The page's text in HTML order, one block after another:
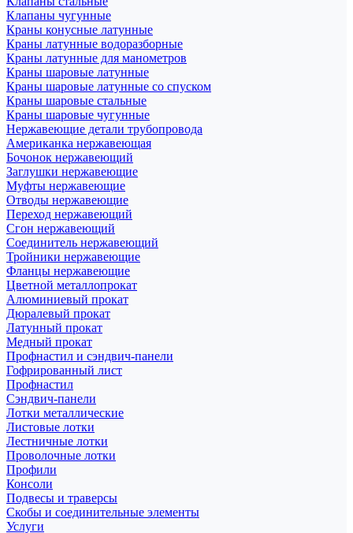
Клапаны чугунные
Краны конусные латунные
Краны латунные водоразборные
Краны латунные для манометров
Краны шаровые латунные
Краны шаровые латунные со спуском
Краны шаровые стальные
Краны шаровые чугунные
Нержавеющие детали трубопровода
Американка нержавеющая
Бочонок нержавеющий
Заглушки нержавеющие
Муфты нержавеющие
Отводы нержавеющие
Переход нержавеющий
Сгон нержавеющий
Соединитель нержавеющий
Тройники нержавеющие
Фланцы нержавеющие
Цветной металлопрокат
Алюминиевый прокат
Дюралевый прокат
Латунный прокат
Медный прокат
Профнастил и сэндвич-панели
Гофрированный лист
Профнастил
Сэндвич-панели
Лотки металлические
Листовые лотки
Лестничные лотки
Проволочные лотки
Профили
Консоли
Подвесы и траверсы
Скобы и соединительные элементы
Услуги